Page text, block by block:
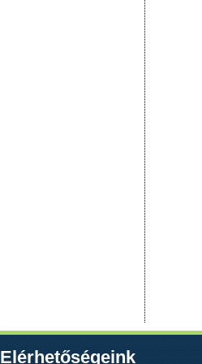
Elérhetőségeink